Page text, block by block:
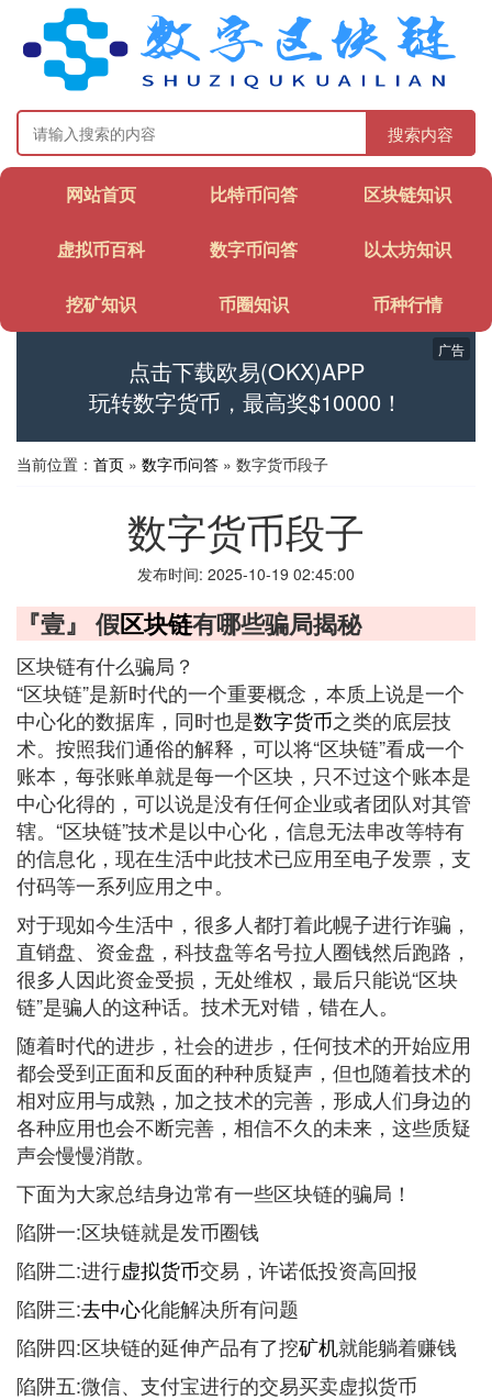
搜索内容
网站首页 比特币问答 区块链知识
虚拟币百科 数字币问答 以太坊知识
挖矿知识 币圈知识 币种行情
点击下载欧易(OKX)APP
玩转数字货币，最高奖$10000！
广告
当前位置： 首页 » 数字币问答 » 数字货币段子
数字货币段子
发布时间: 2025-10-19 02:45:00
『壹』 假区块链有哪些骗局揭秘
区块链有什么骗局？
“区块链”是新时代的一个重要概念，本质上说是一个
中心化的数据库，同时也是数字货币之类的底层技
术。按照我们通俗的解释，可以将“区块链”看成一个
账本，每张账单就是每一个区块，只不过这个账本是
中心化得的，可以说是没有任何企业或者团队对其管
辖。“区块链”技术是以中心化，信息无法串改等特有
的信息化，现在生活中此技术已应用至电子发票，支
付码等一系列应用之中。
对于现如今生活中，很多人都打着此幌子进行诈骗，
直销盘、资金盘，科技盘等名号拉人圈钱然后跑路，
很多人因此资金受损，无处维权，最后只能说“区块
链”是骗人的这种话。技术无对错，错在人。
随着时代的进步，社会的进步，任何技术的开始应用
都会受到正面和反面的种种质疑声，但也随着技术的
相对应用与成熟，加之技术的完善，形成人们身边的
各种应用也会不断完善，相信不久的未来，这些质疑
声会慢慢消散。
下面为大家总结身边常有一些区块链的骗局！
陷阱一:区块链就是发币圈钱
陷阱二:进行虚拟货币交易，许诺低投资高回报
陷阱三:去中心化能解决所有问题
陷阱四:区块链的延伸产品有了挖矿机就能躺着赚钱
陷阱五:微信、支付宝进行的交易买卖虚拟货币